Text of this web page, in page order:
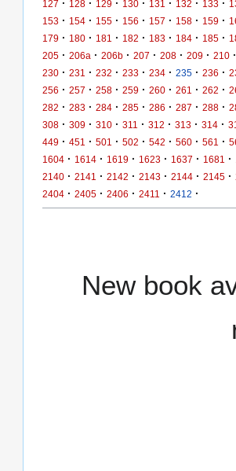
127 · 128 · 129 · 130 · 131 · 132 · 133 ·
153 · 154 · 155 · 156 · 157 · 158 · 159 ·
179 · 180 · 181 · 182 · 183 · 184 · 185 ·
205 · 206a · 206b · 207 · 208 · 209 · 210 ·
230 · 231 · 232 · 233 · 234 · 235 · 236 ·
256 · 257 · 258 · 259 · 260 · 261 · 262 ·
282 · 283 · 284 · 285 · 286 · 287 · 288 ·
308 · 309 · 310 · 311 · 312 · 313 · 314 ·
449 · 451 · 501 · 502 · 542 · 560 · 561 ·
1604 · 1614 · 1619 · 1623 · 1637 · 1681 ·
2140 · 2141 · 2142 · 2143 · 2144 · 2145 ·
2404 · 2405 · 2406 · 2411 · 2412 ·
New book